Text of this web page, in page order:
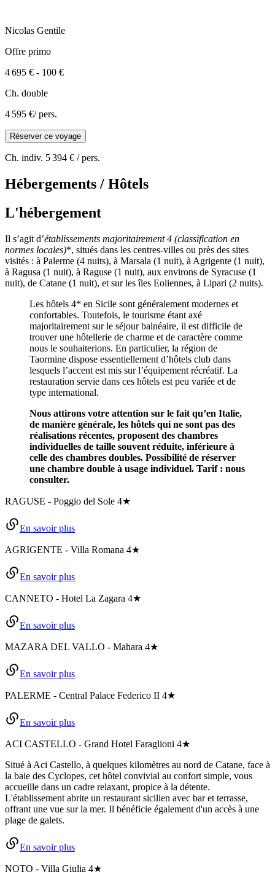
Nicolas Gentile
Offre primo
4 695 € - 100 €
Ch. double
4 595 €/ pers.
Réserver ce voyage
Ch. indiv. 5 394 € / pers.
Hébergements / Hôtels
L'hébergement
Il s’agit d’établissements majoritairement 4 (classification en
normes locales)*, situés dans les centres-villes ou près des sites
visités : à Palerme (4 nuits), à Marsala (1 nuit), à Agrigente (1 nuit),
à Ragusa (1 nuit), à Raguse (1 nuit), aux environs de Syracuse (1
nuit), de Catane (1 nuit), et sur les îles Eoliennes, à Lipari (2 nuits).
Les hôtels 4* en Sicile sont généralement modernes et
confortables. Toutefois, le tourisme étant axé
majoritairement sur le séjour balnéaire, il est difficile de
trouver une hôtellerie de charme et de caractère comme
nous le souhaiterions. En particulier, la région de
Taormine dispose essentiellement d’hôtels club dans
lesquels l’accent est mis sur l’équipement récréatif. La
restauration servie dans ces hôtels est peu variée et de
type international.
Nous attirons votre attention sur le fait qu’en Italie,
de manière générale, les hôtels qui ne sont pas des
réalisations récentes, proposent des chambres
individuelles de taille souvent réduite, inférieure à
celle des chambres doubles. Possibilité de réserver
une chambre double à usage individuel. Tarif : nous
consulter.
RAGUSE - Poggio del Sole 4★
En savoir plus
AGRIGENTE - Villa Romana 4★
En savoir plus
CANNETO - Hotel La Zagara 4★
En savoir plus
MAZARA DEL VALLO - Mahara 4★
En savoir plus
PALERME - Central Palace Federico II 4★
En savoir plus
ACI CASTELLO - Grand Hotel Faraglioni 4★
Situé à Aci Castello, à quelques kilomètres au nord de Catane, face à
la baie des Cyclopes, cet hôtel convivial au confort simple, vous
accueille dans un cadre relaxant, propice à la détente.
L'établissement abrite un restaurant sicilien avec bar et terrasse,
offrant une vue sur la mer. Il bénéficie également d'un accès à une
plage de galets.
En savoir plus
NOTO - Villa Giulia 4★